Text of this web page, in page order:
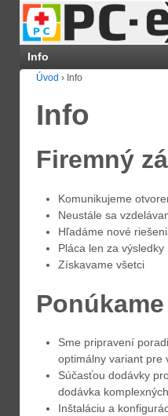
Info
Úvod › Info
Info
Firemný
Komunikujeme
Neustále sa
Hľadáme nové
Pláca len za výsledky
Získavame všetci
Sme pripravení
optimálny variant pre
Súčasťou dodávky
dodávka
Inštaláciu a